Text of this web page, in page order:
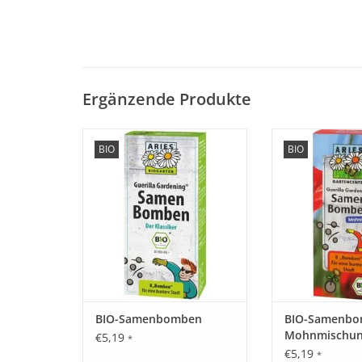
Ergänzende Produkte
BIO
Die Samenbomben haben ihren
Ursprung im Guerilla
Gardening®. Die Bewegung des
Guerilla Gardening® ist in den
70er Jahren in Manhattan
entstanden. Die selbst
ernannten Gartenpiraten und
Untergrundkämpfer hatten sich
ursprünglich das Ziel gesetzt, in
heimli
BIO-Samenbomben
€5,19 *
BIO
Die
Ursprung
Gardening®. Die
Guerilla
70er Jahren
entstanden.
ernannten
ursprünglich das
BIO-
€5,19 *